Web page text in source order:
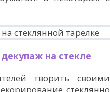
на стекле
творить